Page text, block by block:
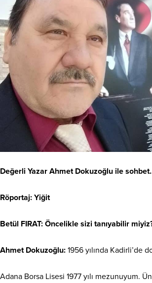
Değerli Yazar Ahmet Dokuzoğlu ile
Röportaj: Yiğit
Betül FIRAT: Öncelikle sizi tanıyabilir
Ahmet Dokuzoğlu: 1956 yılında Kadirli’de
Adana Borsa Lisesi 1977 yılı mezunuyum.